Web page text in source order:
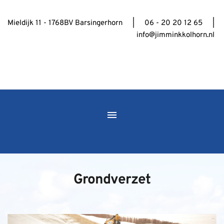
info@jimminkkolhorn.nl
Grondverzet